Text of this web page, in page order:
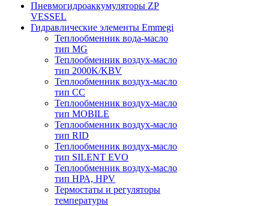
Пневмогидроаккумуляторы ZP
VESSEL
Гидравлические элементы Emmegi
Теплообменник вода-масло
тип MG
Теплообменник воздух-масло
тип 2000K/KBV
Теплообменник воздух-масло
тип CC
Теплообменник воздух-масло
тип MOBILE
Теплообменник воздух-масло
тип RID
Теплообменник воздух-масло
тип SILENT EVO
Теплообменник воздух-масло
тип НРА, HPV
Термостаты и регуляторы
температуры